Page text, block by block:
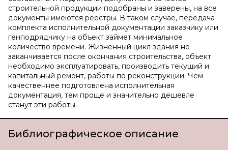
строительной продукции подобраны и заверены, на все
документы имеются реестры. В таком случае, передача
комплекта исполнительной документации заказчику или
генподрядчику на объект займет минимальное
количество времени. Жизненный цикл здания не
заканчивается после окончания строительства, объект
необходимо эксплуатировать, производить текущий и
капитальный ремонт, работы по реконструкции. Чем
качественнее подготовлена исполнительная
документация, тем проще и значительно дешевле
станут эти работы.
Библиографическое описание